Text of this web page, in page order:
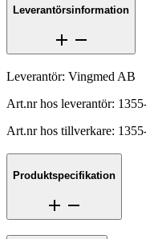
Leverantörsinformation
Leverantör: Vingmed AB
Art.nr hos leverantör:
Art.nr hos tillverkare:
Produktspecifikation